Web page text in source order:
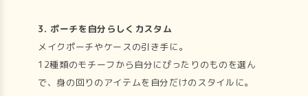
3. ポーチを自分らしくカスタム
メイクポーチやケースの引き手に。
12種類のモチーフから自分にぴったりのものを選ん
で、身の回りのアイテムを自分だけのスタイルに。